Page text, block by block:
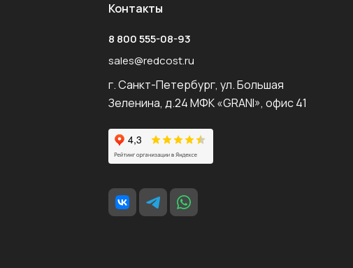
Контакты
8 800 555-08-93
sales@redcost.ru
г. Санкт-Петербург, ул. Большая
Зеленина, д.24 МФК «GRANI», офис 41